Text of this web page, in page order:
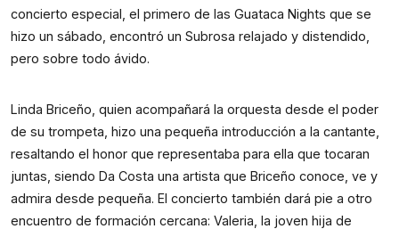
concierto especial, el primero de las Guataca Nights que se
hizo un sábado, encontró un Subrosa relajado y distendido,
pero sobre todo ávido.
Linda Briceño, quien acompañará la orquesta desde el poder
de su trompeta, hizo una pequeña introducción a la cantante,
resaltando el honor que representaba para ella que tocaran
juntas, siendo Da Costa una artista que Briceño conoce, ve y
admira desde pequeña. El concierto también dará pie a otro
encuentro de formación cercana: Valeria, la joven hija de